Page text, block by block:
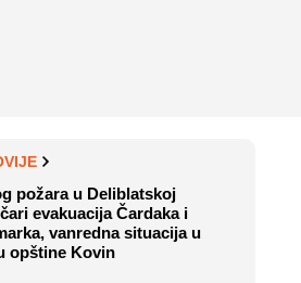
požara u Deliblatskoj
evakuacija Čardaka i
vanredna situacija u
opštine Kovin